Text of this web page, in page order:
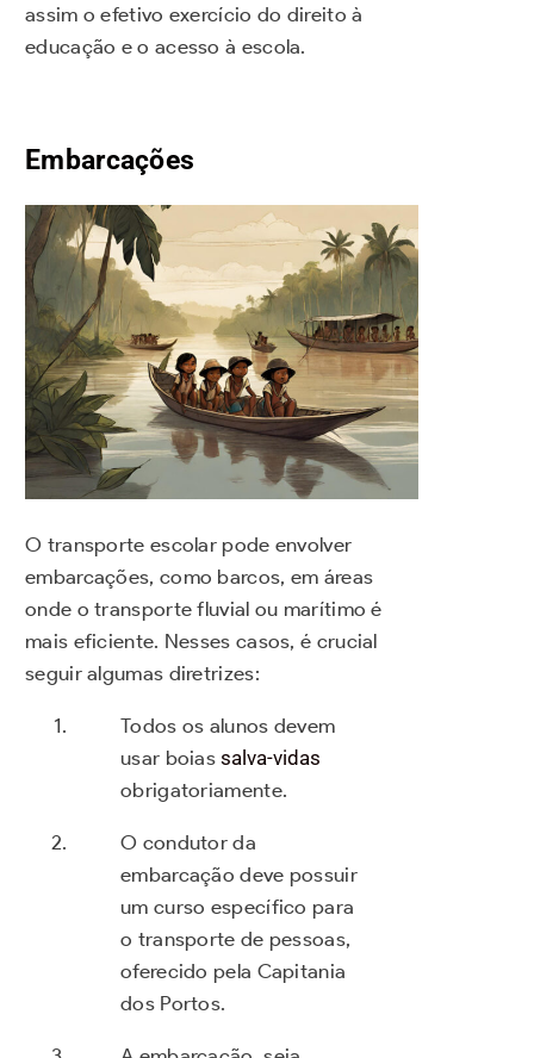
assim o efetivo exercício do direito à
educação e o acesso à escola.
Embarcações
O transporte escolar pode envolver
embarcações, como barcos, em áreas
onde o transporte fluvial ou marítimo é
mais eficiente. Nesses casos, é crucial
seguir algumas diretrizes:
Todos os alunos devem
usar boiassalva-vidas
obrigatoriamente.
O condutor da
embarcação deve possuir
um curso específico para
o transporte de pessoas,
oferecido pela Capitania
dos Portos.